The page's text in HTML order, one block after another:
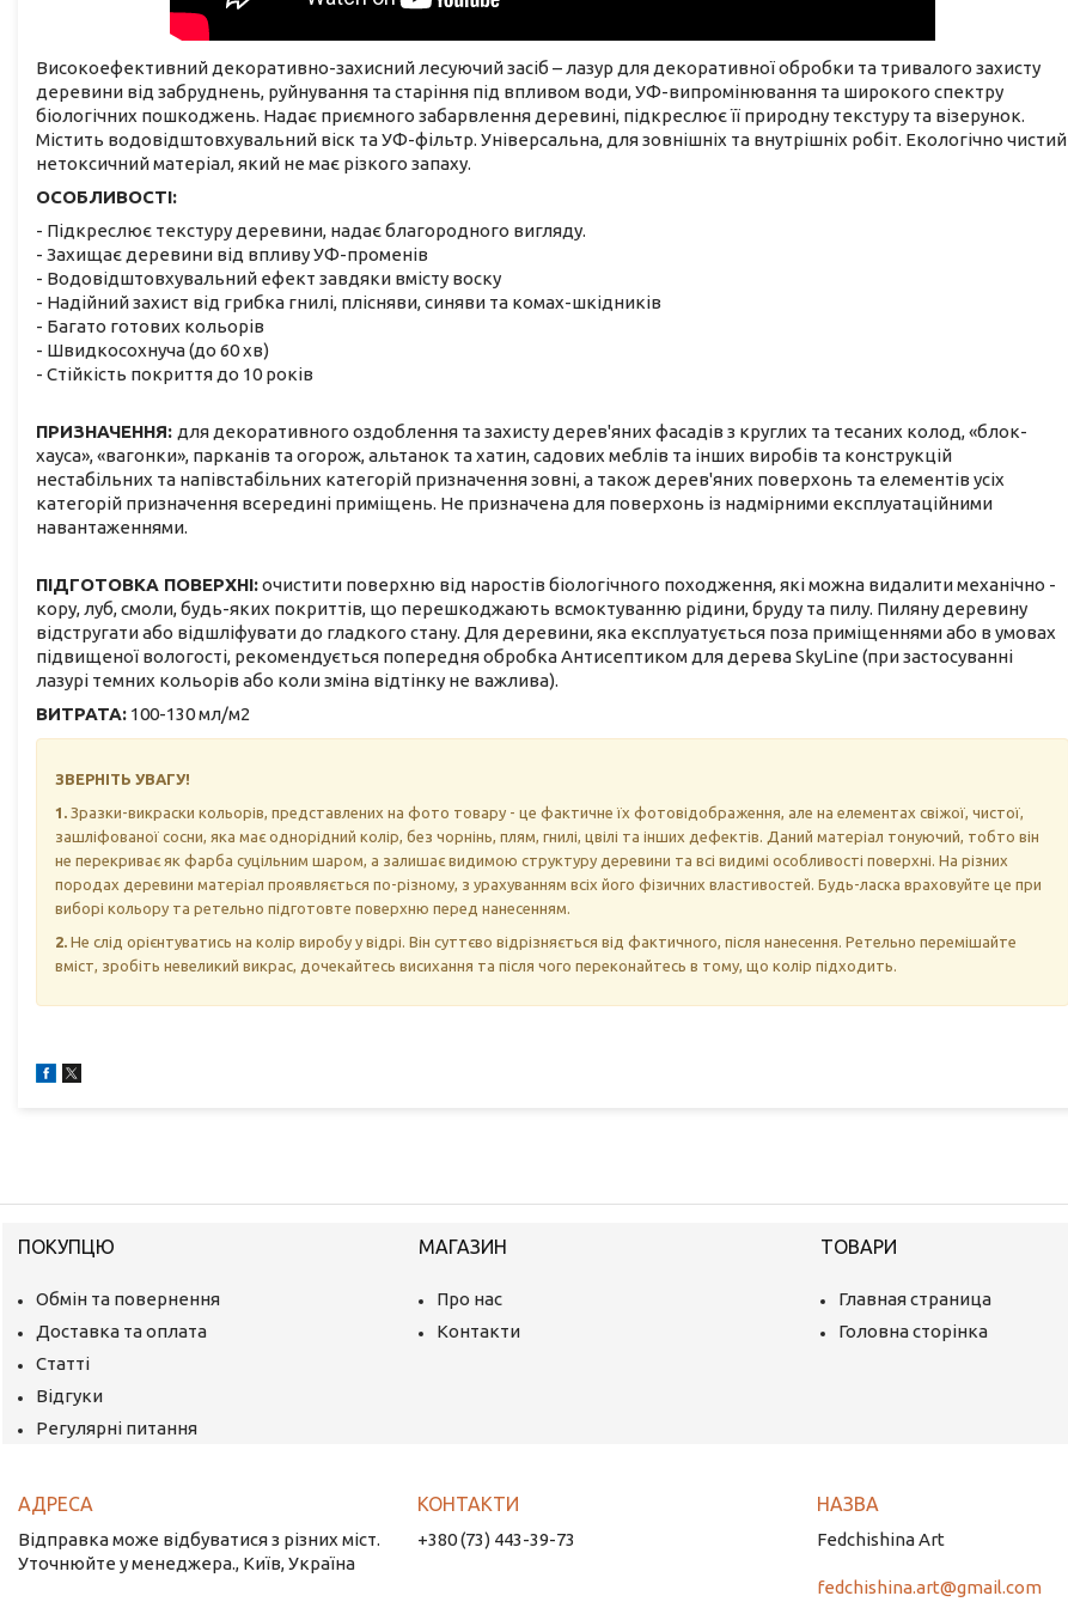
Високоефективний декоративно-захисний лесуючий засіб – лазур для декоративної обробки та тривалого захисту
деревини від забруднень, руйнування та старіння під впливом води, УФ-випромінювання та широкого спектру
біологічних пошкоджень. Надає приємного забарвлення деревині, підкреслює її природну текстуру та візерунок.
Містить водовідштовхувальний віск та УФ-фільтр. Універсальна, для зовнішніх та внутрішніх робіт. Екологічно чистий
нетоксичний матеріал, який не має різкого запаху.
ОСОБЛИВОСТІ:
- Підкреслює текстуру деревини, надає благородного вигляду.
- Захищає деревини від впливу УФ-променів
- Водовідштовхувальний ефект завдяки вмісту воску
- Надійний захист від грибка гнилі, плісняви, синяви та комах-шкідників
- Багато готових кольорів
- Швидкосохнуча (до 60 хв)
- Стійкість покриття до 10 років
ПРИЗНАЧЕННЯ: для декоративного оздоблення та захисту дерев'яних фасадів з круглих та тесаних колод, «блок-
хауса», «вагонки», парканів та огорож, альтанок та хатин, садових меблів та інших виробів та конструкцій
нестабільних та напівстабільних категорій призначення зовні, а також дерев'яних поверхонь та елементів усіх
категорій призначення всередині приміщень. Не призначена для поверхонь із надмірними експлуатаційними
навантаженнями.
ПІДГОТОВКА ПОВЕРХНІ:очистити поверхню від наростів біологічного походження, які можна видалити механічно -
кору, луб, смоли, будь-яких покриттів, що перешкоджають всмоктуванню рідини, бруду та пилу. Пиляну деревину
відстругати або відшліфувати до гладкого стану. Для деревини, яка експлуатується поза приміщеннями або в умовах
підвищеної вологості, рекомендується попередня обробка Антисептиком для дерева SkyLine (при застосуванні
лазурі темних кольорів або коли зміна відтінку не важлива).
ВИТРАТА: 100-130 мл/м2
ЗВЕРНІТЬ УВАГУ!
1 Зразки-викраски кольорів, представлених на фото товару - це фактичне їх фотовідображення, але на елементах свіжої, чистої,
зашліфованої сосни, яка має однорідний колір, без чорнінь, плям, гнилі, цвілі та інших дефектів. Даний матеріал тонуючий, тобто він
не перекриває як фарба суцільним шаром, а залишає видимою структуру деревини та всі видимі особливості поверхні. На різних
породах деревини матеріал проявляється по-різному, з урахуванням всіх його фізичних властивостей. Будь-ласка враховуйте це при
виборі кольору та ретельно підготовте поверхню перед нанесенням.
2. Не слід орієнтуватись на колір виробу у відрі. Він суттєво відрізняється від фактичного, після нанесення. Ретельно перемішайте
вміст, зробіть невеликий викрас, дочекайтесь висихання та після чого переконайтесь в тому, що колір підходить.
ПОКУПЦЮ
Обмін та повернення
Доставка та оплата
Статті
Відгуки
Регулярні питання
МАГАЗИН
Про нас
Контакти
ТОВАРИ
Главная страница
Головна сторінка
Відправка може відбуватися з різних міст.
Уточнюйте у менеджера., Київ, Україна
+380 (73) 443-39-73 Fedchishina Art
fedchishina.art@gmail.com